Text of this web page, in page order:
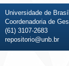
Universidade de
Coordenadoria de
(61) 3107-2683
repositorio@unb.br